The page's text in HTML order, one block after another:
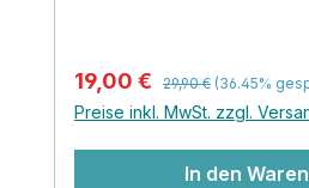
Verkaufspreis:
19,00 € Regulärer Preis:
29,90 € (36.45%
Preise inkl. MwSt. zzgl.
In den